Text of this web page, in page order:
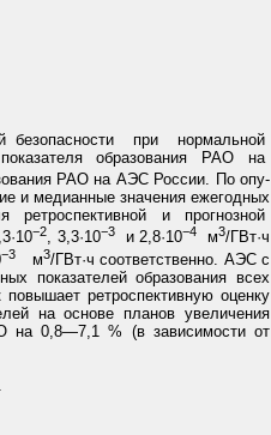
безопасности при нормальной
образования РАО на
РАО на АЭС России. По опу-
и медианные значения ежегодных
ретроспективной и прогнозной
−2, 3,3·10−3и 2,8·10−4 м3/ГВт·ч
−3 м3/ГВт·ч соответственно. АЭС с
показателей образования всех
ретроспективную оценку
на основе планов увеличения
на 0,8—7,1 % (в зависимости от